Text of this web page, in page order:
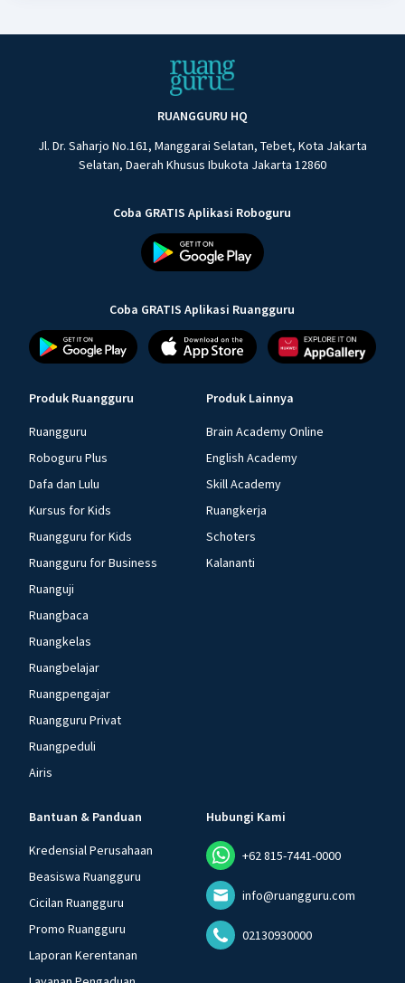
RUANGGURU HQ
Jl. Dr. Saharjo No.161, Manggarai Selatan, Tebet, Kota Jakarta
Selatan, Daerah Khusus Ibukota Jakarta 12860
Coba GRATIS Aplikasi Roboguru
Coba GRATIS Aplikasi Ruangguru
Produk Ruangguru
Ruangguru
Roboguru Plus
Dafa dan Lulu
Kursus for Kids
Ruangguru for Kids
Ruangguru for Business
Ruanguji
Ruangbaca
Ruangkelas
Ruangbelajar
Ruangpengajar
Ruangguru Privat
Ruangpeduli
Airis
Produk Lainnya
Brain Academy Online
English Academy
Skill Academy
Ruangkerja
Schoters
Kalananti
Bantuan & Panduan
Kredensial Perusahaan
Beasiswa Ruangguru
Cicilan Ruangguru
Promo Ruangguru
Laporan Kerentanan
Hubungi Kami
+62 815-7441-0000
info@ruangguru.com
02130930000